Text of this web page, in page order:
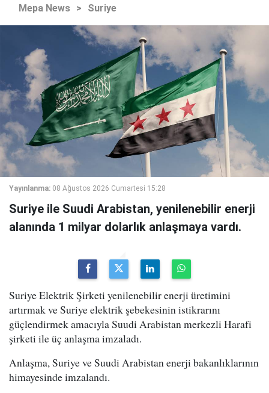
Mepa News > Suriye
Yayınlanma: 08 Ağustos 2026 Cumartesi 15:28
Suriye ile Suudi Arabistan, yenilenebilir enerji
alanında 1 milyar dolarlık anlaşmaya vardı.
Suriye Elektrik Şirketi yenilenebilir enerji üretimini
artırmak ve Suriye elektrik şebekesinin istikrarını
güçlendirmek amacıyla Suudi Arabistan merkezli Harafi
şirketi ile üç anlaşma imzaladı.
Anlaşma, Suriye ve Suudi Arabistan enerji bakanlıklarının
himayesinde imzalandı.